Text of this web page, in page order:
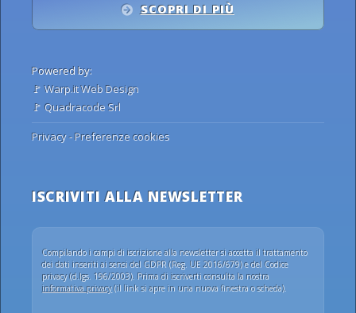
ISCRIVITI ALLA NEWSLETTER
Compilando i campi di iscrizione alla newsletter si accetta il trattamento
dei dati inseriti ai sensi del GDPR (Reg. UE 2016/679) e del Codice
privacy (d.lgs. 196/2003). Prima di iscriverti consulta la nostra
informativa privacy(il link si apre in una nuova finestra o scheda).
SCOPRI DI PIÙ
Powered by:
🚩Warp.it Web Design
🚩 Quadracode Srl
Privacy-Preferenze cookies